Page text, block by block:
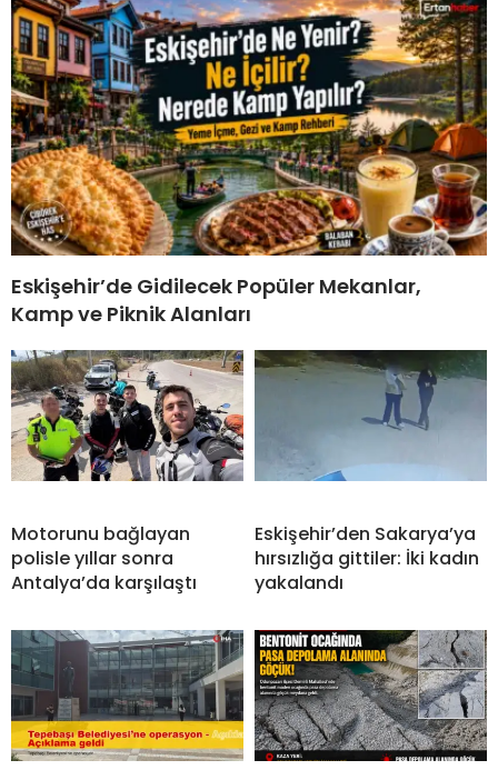
Eskişehir’de Gidilecek Popüler Mekanlar,
Kamp ve Piknik Alanları
Motorunu bağlayan
polisle yıllar sonra
Antalya’da karşılaştı
Eskişehir’den Sakarya’ya
hırsızlığa gittiler: İki kadın
yakalandı